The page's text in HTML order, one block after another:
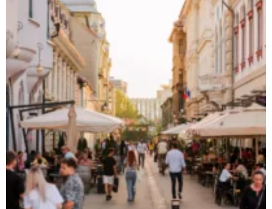
2026.07.22.
Utazás